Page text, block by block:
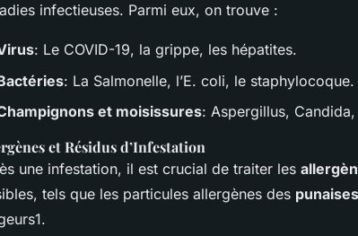
infectieuses. Parmi eux, on trouve :
: Le COVID-19, la grippe, les hépatites.
: La Salmonelle, l’E. coli, le staphylocoque.
et moisissures: Aspergillus,
et Résidus d’Infestation
une infestation, il est crucial de traiter les
tels que les particules allergènes des